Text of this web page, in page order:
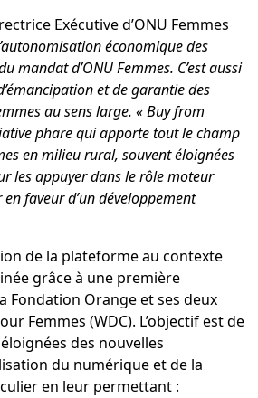
Exécutive d’ONU Femmes
économique des
mandat d’ONU Femmes. C’est aussi
et de garantie des
au sens large. « Buy from
phare qui apporte tout le champ
en milieu rural, souvent éloignées
les appuyer dans le rôle moteur
en faveur d’un développement
de la plateforme au contexte
grâce à une première
Fondation Orange et ses deux
Femmes (WDC). L’objectif est de
des nouvelles
du numérique et de la
en leur permettant :